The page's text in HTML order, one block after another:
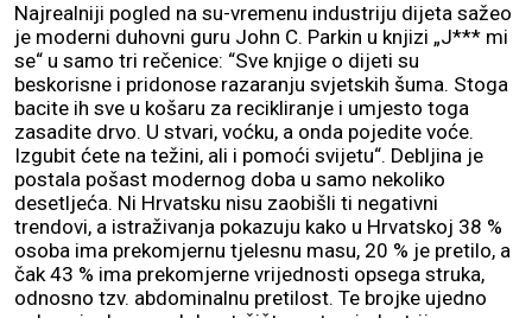
Najrealniji pogled na su-vremenu industriju dijeta sažeo
je moderni duhovni guru John C. Parkin u knjizi „J*** mi
se“ u samo tri rečenice: “Sve knjige o dijeti su
beskorisne i pridonose razaranju svjetskih šuma. Stoga
bacite ih sve u košaru za recikliranje i umjesto toga
zasadite drvo. U stvari, voćku, a onda pojedite voće.
Izgubit ćete na težini, ali i pomoći svijetu“. Debljina je
postala pošast modernog doba u samo nekoliko
desetljeća. Ni Hrvatsku nisu zaobišli ti negativni
trendovi, a istraživanja pokazuju kako u Hrvatskoj 38 %
osoba ima prekomjernu tjelesnu masu, 20 % je pretilo, a
čak 43 % ima prekomjerne vrijednosti opsega struka,
odnosno tzv. abdominalnu pretilost. Te brojke ujedno